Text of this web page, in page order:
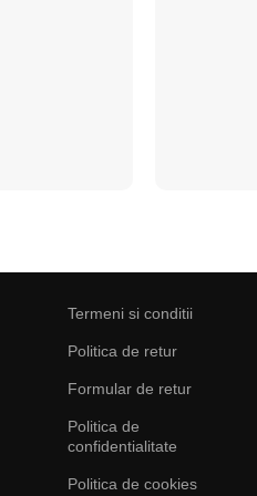
Termeni si conditii
Politica de retur
Formular de retur
Politica de
confidentialitate
Politica de cookies